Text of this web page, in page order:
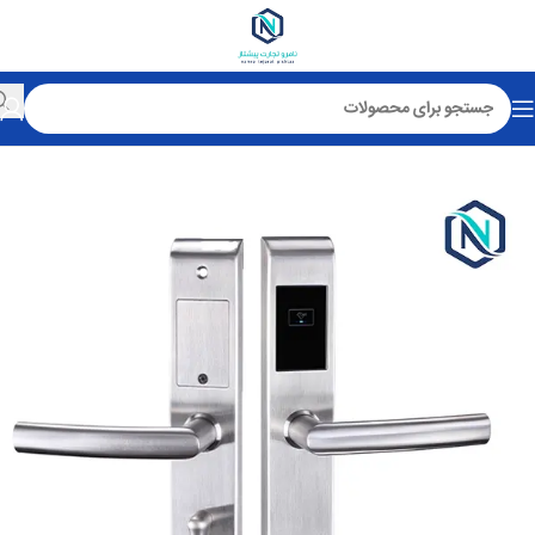
خانه قفل کارتی هتلی